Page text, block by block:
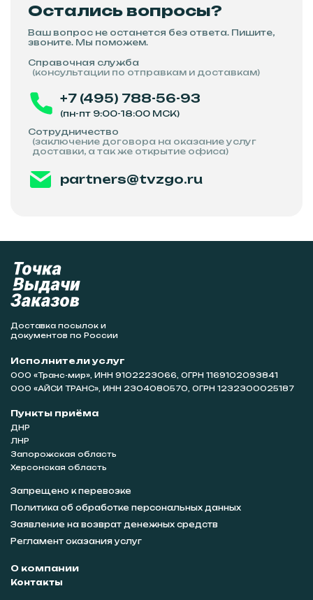
Остались вопросы?
Ваш вопрос не останется без ответа. Пишите,
звоните. Мы поможем.
Справочная служба
(консультации по отправкам и доставкам)
+7 (495) 788-56-93
(пн-пт 9:00-18:00 МСК)
Сотрудничество
(заключение договора на оказание услуг
доставки, а так же открытие офиса)
partners@tvzgo.ru
Доставка посылок и
документов по России
Исполнители услуг
ООО «Транс-мир», ИНН 9102223066, ОГРН 1169102093841
ООО «АЙСИ ТРАНС», ИНН 2304080570, ОГРН 1232300025187
Пункты приёма
ДНР
ЛНР
Запорожская область
Херсонская область
Запрещено к перевозке
Политика об обработке персональных данных
Заявление на возврат денежных средств
Регламент оказания услуг
О компании
Контакты